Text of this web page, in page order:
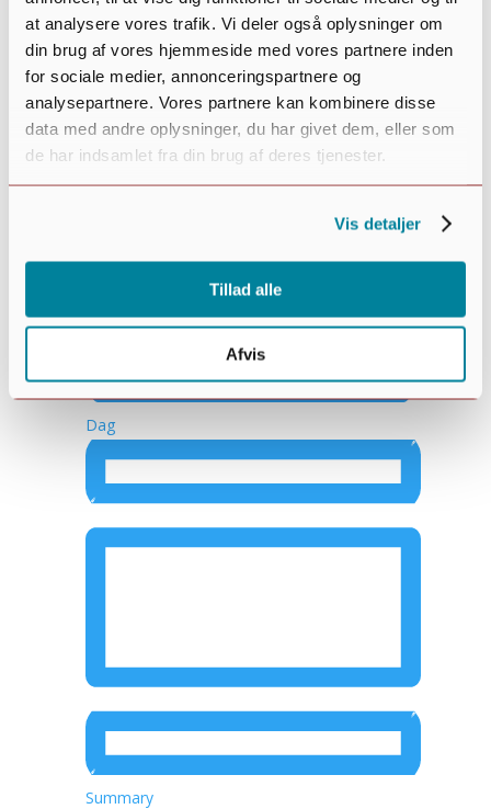
at analysere vores trafik. Vi deler også oplysninger om
din brug af vores hjemmeside med vores partnere inden
for sociale medier, annonceringspartnere og
analysepartnere. Vores partnere kan kombinere disse
data med andre oplysninger, du har givet dem, eller som
de har indsamlet fra din brug af deres tjenester.
Vis detaljer
Tillad alle
Afvis
Måned
Dag
Summary